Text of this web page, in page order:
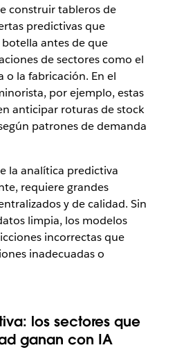
construir tableros de
predictivas que
antes de que
de sectores como el
o la fabricación. En el
por ejemplo, estas
anticipar roturas de stock
patrones de demanda
la analítica predictiva
requiere grandes
y de calidad. Sin
limpia, los modelos
incorrectas que
inadecuadas o
los sectores que
ganan con IA